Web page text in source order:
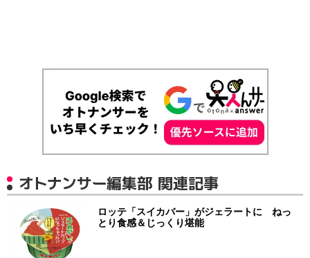
オトナンサー編集部 関連記事
ロッテ「スイカバー」がジェラートに ねっ
とり食感＆じっくり堪能